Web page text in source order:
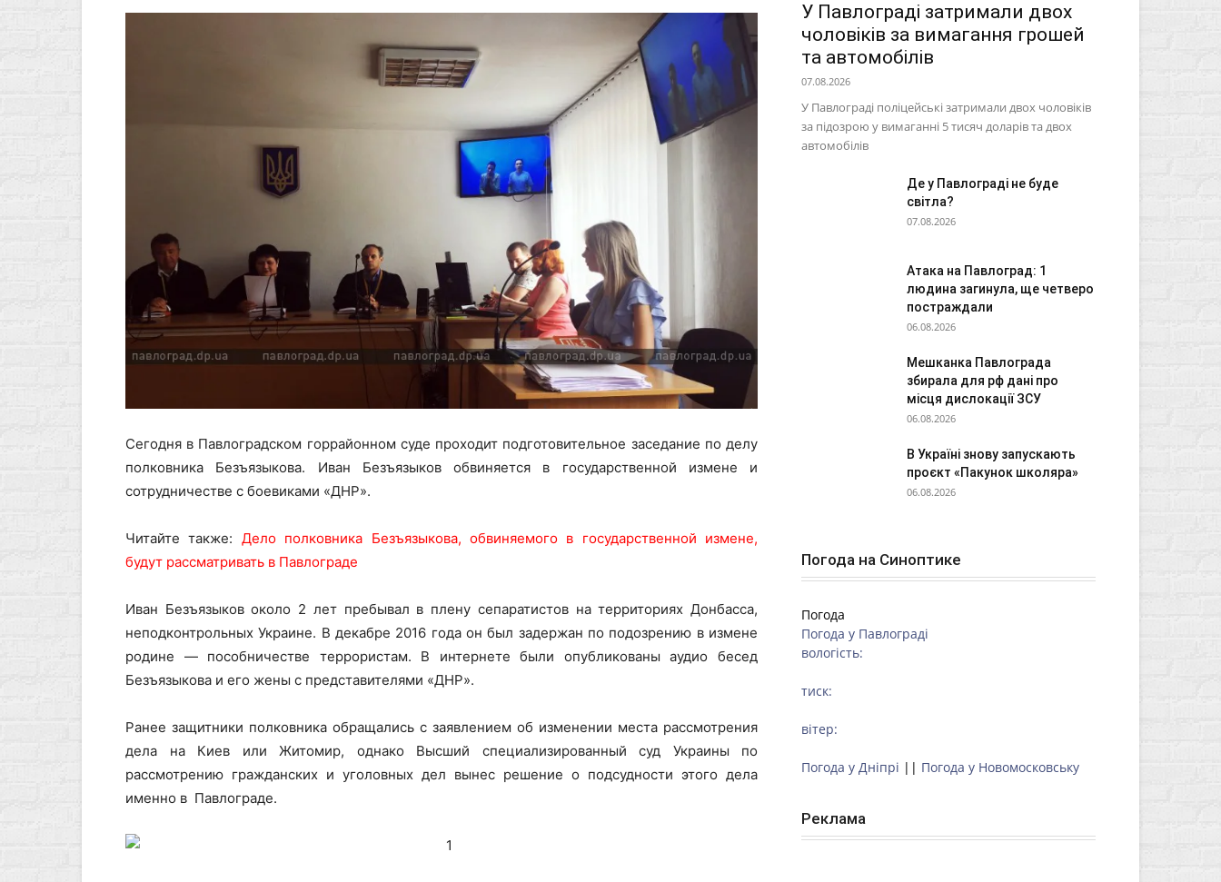
Сегодня в Павлоградском горрайонном суде проходит подготовительное заседание по делу
полковника Безъязыкова. Иван Безъязыков обвиняется в государственной измене и
сотрудничестве с боевиками «ДНР».
Читайте также: Дело полковника Безъязыкова, обвиняемого в государственной измене,
будут рассматривать в Павлограде
Иван Безъязыков около 2 лет пребывал в плену сепаратистов на территориях Донбасса,
неподконтрольных Украине. В декабре 2016 года он был задержан по подозрению в измене
родине — пособничестве террористам. В интернете были опубликованы аудио бесед
Безъязыкова и его жены с представителями «ДНР».
Ранее защитники полковника обращались с заявлением об изменении места рассмотрения
дела на Киев или Житомир, однако Высший специализированный суд Украины по
рассмотрению гражданских и уголовных дел вынес решение о подсудности этого дела
именно в Павлограде.
У Павлограді затримали двох
чоловіків за вимагання грошей
та автомобілів
07.08.2026
У Павлограді поліцейські затримали двох чоловіків
за підозрою у вимаганні 5 тисяч доларів та двох
автомобілів
Де у Павлограді не буде
світла?
07.08.2026
Атака на Павлоград: 1
людина загинула, ще четверо
постраждали
06.08.2026
Мешканка Павлограда
збирала для рф дані про
місця дислокації ЗСУ
06.08.2026
В Україні знову запускають
проєкт «Пакунок школяра»
06.08.2026
Погода на Синоптике
Погода
Погода у Павлограді
вологість:
тиск:
вітер:
Погода у Дніпрі || Погода у Новомосковську
Реклама